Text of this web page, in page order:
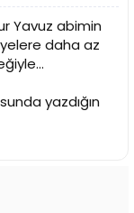
Yavuz abimin
daha az
yazdığın